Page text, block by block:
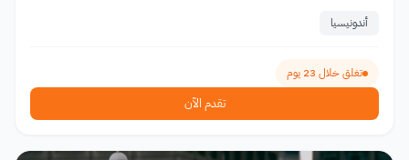
أندونيسيا
تغلق خلال 23 يوم
تقدم الآن